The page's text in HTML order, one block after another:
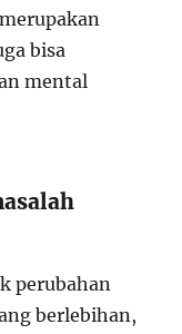
bisa
mental
perubahan
berlebihan,